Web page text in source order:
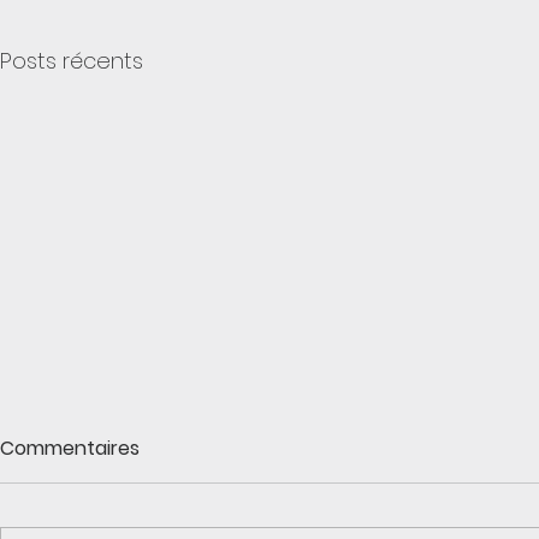
Posts récents
Commentaires